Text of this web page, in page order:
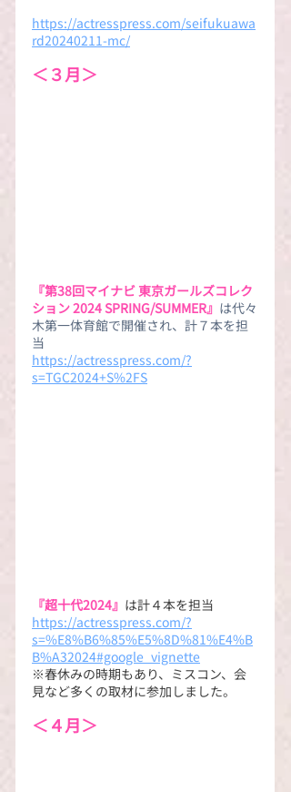
https://actresspress.com/seifukuawa
rd20240211-mc/
＜３月＞
『第38回マイナビ 東京ガールズコレク
ション 2024 SPRING/SUMMER』 は代々
木第一体育館で開催され、計７本を担
当
https://actresspress.com/?
s=TGC2024+S%2FS
『超十代2024』 は計４本を担当
https://actresspress.com/?
s=%E8%B6%85%E5%8D%81%E4%B
B%A32024#google_vignette
※春休みの時期もあり、ミスコン、会
見など多くの取材に参加しました。
＜４月＞